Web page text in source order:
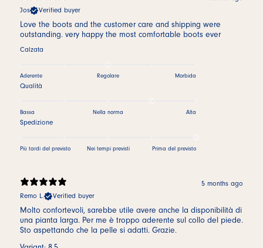
Jos
Verified buyer
Love the boots and the customer care and shipping were
outstanding. very happy the most comfortable boots ever
Calzata
Aderente Regolare Morbida
Qualità
Bassa Nella norma Alta
Spedizione
Più tardi del previsto Nei tempi previsti Prima del previsto
5 months ago
Remo L.
Verified buyer
Molto confortevoli, sarebbe utile avere anche la disponibilità di
una pianta larga. Per me è troppo aderente sul collo del piede.
Sto aspettando che la pelle si adatti. Grazie.